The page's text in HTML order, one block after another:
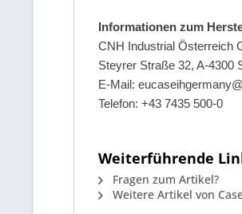
Informationen zum
CNH Industrial Österreich
Steyrer Straße 32, A-4300
E-Mail:
Telefon: +43 7435 500-0
Weiterführende
Fragen zum Artikel?
Weitere Artikel von